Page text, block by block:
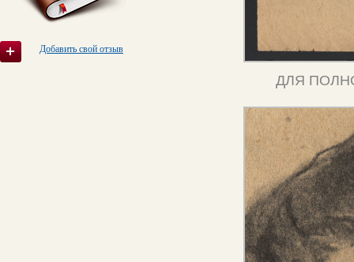
Добавить свой отзыв
ДЛЯ